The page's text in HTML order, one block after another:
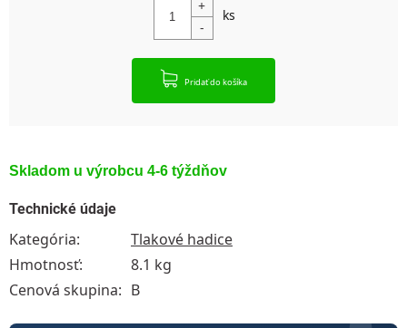
Skladom u výrobcu 4-6 týždňov
Pridať do košíka
Technické údaje
Kategória:
Tlakové hadice
Hmotnosť:
8.1 kg
Cenová skupina: B